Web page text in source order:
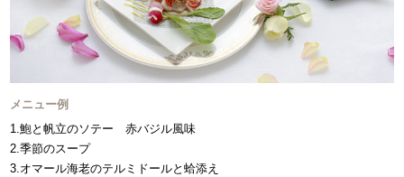
メニュー例
1.鮑と帆立のソテー 赤バジル風味
2.季節のスープ
3.オマール海老のテルミドールと蛤添え